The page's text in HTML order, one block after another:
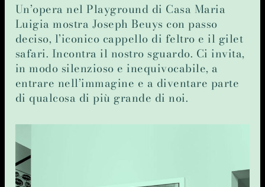
Un’opera nel Playground di Casa Maria
Luigia mostra Joseph Beuys con passo
deciso, l’iconico cappello di feltro e il gilet
safari. Incontra il nostro sguardo. Ci invita,
in modo silenzioso e inequivocabile, a
entrare nell’immagine e a diventare parte
di qualcosa di più grande di noi.